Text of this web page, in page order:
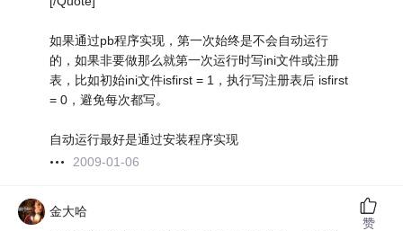
如果通过pb程序实现，第一次始终是不会自动运行
的，如果非要做那么就第一次运行时写ini文件或注册
表，比如初始ini文件isfirst = 1，执行写注册表后 isfirst
= 0，避免每次都写。
自动运行最好是通过安装程序实现
2009-01-06
金大哈
赞